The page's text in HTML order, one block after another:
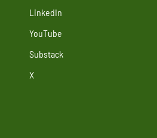
LinkedIn
YouTube
Substack
X